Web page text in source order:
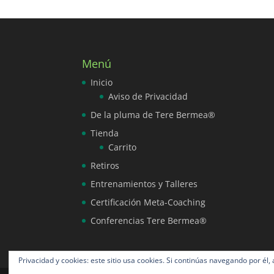
Menú
Inicio
Aviso de Privacidad
De la pluma de Tere Bermea®
Tienda
Carrito
Retiros
Entrenamientos y Talleres
Certificación Meta-Coaching
Conferencias Tere Bermea®
Privacidad y cookies: este sitio usa cookies. Si continúas navegando por él,